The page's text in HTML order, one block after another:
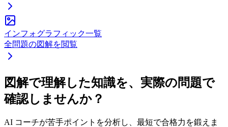
インフォグラフィック一覧
全問題の図解を閲覧
図解で理解した知識を、実際の問題で
確認しませんか？
AI コーチが苦手ポイントを分析し、最短で合格力を鍛えま